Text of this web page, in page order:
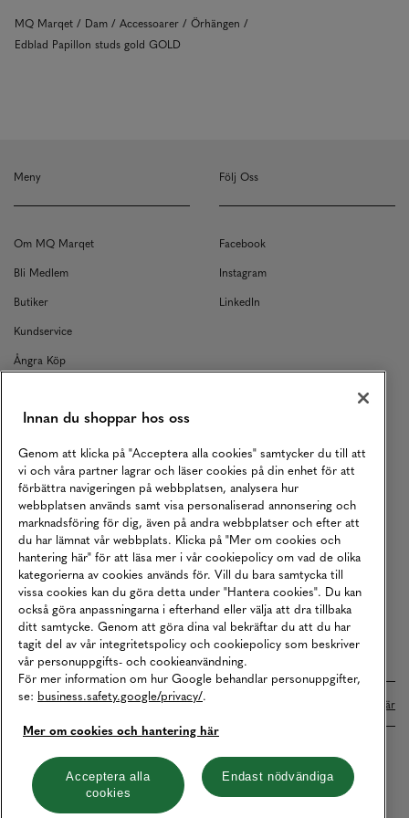
MQ Marqet Dam Accessoarer
Örhängen
Edblad Papillon studs gold GOLD
Meny
Om MQ Marqet
Bli Medlem
Butiker
Kundservice
Ångra Köp
Returer
Köpvillkor
Karriär
Vårt Ansvar
Våra Tjänster
Press
Studentrabatt
B2B
Tillgänglighetsredogörelse
Följ Oss
Facebook
Instagram
LinkedIn
Betalningar online sköts i samarbete med Klarna. Läs mer här
Cookies Integritetspolicy
Hantera cookies
Innan du shoppar hos oss
Genom att klicka på "Acceptera alla cookies" samtycker du till att
vi och våra partner lagrar och läser cookies på din enhet för att
förbättra navigeringen på webbplatsen, analysera hur
webbplatsen används samt visa personaliserad annonsering och
marknadsföring för dig, även på andra webbplatser och efter att
du har lämnat vår webbplats. Klicka på "Mer om cookies och
hantering här" för att läsa mer i vår cookiepolicy om vad de olika
kategorierna av cookies används för. Vill du bara samtycka till
vissa cookies kan du göra detta under "Hantera cookies". Du kan
också göra anpassningarna i efterhand eller välja att dra tillbaka
ditt samtycke. Genom att göra dina val bekräftar du att du har
tagit del av vår integritetspolicy och cookiepolicy som beskriver
vår personuppgifts- och cookieanvändning.
För mer information om hur Google behandlar personuppgifter,
se: business.safety.google/privacy/.
Mer om cookies och hantering här
Acceptera alla
cookies
Endast nödvändiga